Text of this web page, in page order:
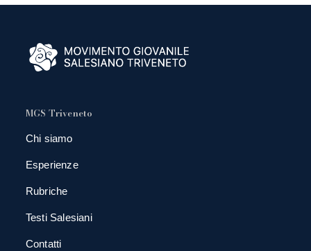
MGS Triveneto
Chi siamo
Esperienze
Rubriche
Testi Salesiani
Contatti